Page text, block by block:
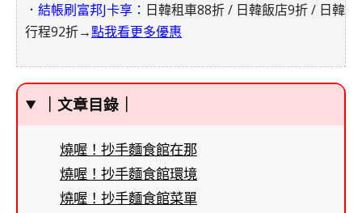
． 結帳刷富邦J卡享： 日韓租車88折 / 日韓飯店9折 / 日韓
行程92折→點我看更多優惠
｜文章目錄｜
燒喔！抄手麵食館在那
燒喔！抄手麵食館環境
燒喔！抄手麵食館菜單